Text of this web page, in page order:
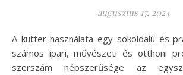
augusztus 17, 2024
A kutter használata egy sokoldalú és praktikus megoldás
számos ipari, művészeti és otthoni
szerszám népszerűsége az